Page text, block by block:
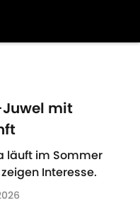
mit
läuft im Sommer
Interesse.